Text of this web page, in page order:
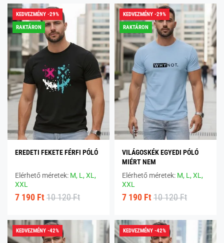
KEDVEZMÉNY -29%
RAKTÁRON
EREDETI FEKETE FÉRFI PÓLÓ
Elérhető méretek: M, L,XL,
XXL
7 190 Ft 10 120 Ft
KEDVEZMÉNY -29%
RAKTÁRON
VILÁGOSKÉK EGYEDI PÓLÓ
MIÉRT NEM
Elérhető méretek: M, L,XL,
XXL
7 190 Ft 10 120 Ft
KEDVEZMÉNY -42% KEDVEZMÉNY -42%